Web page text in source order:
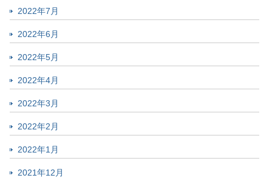
2022年7月
2022年6月
2022年5月
2022年4月
2022年3月
2022年2月
2022年1月
2021年12月